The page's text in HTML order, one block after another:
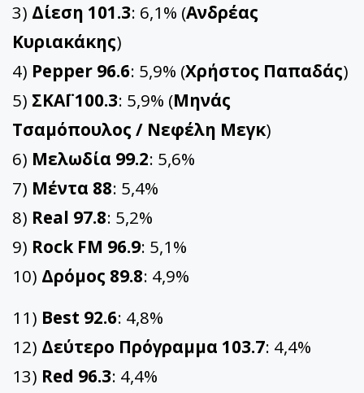
3) Δίεση 101.3: 6,1% (Ανδρέας
Κυριακάκης)
4) Pepper 96.6: 5,9% (Χρήστος Παπαδάς)
5) ΣΚΑΪ 100.3: 5,9% (Μηνάς
Τσαμόπουλος / Νεφέλη Μεγκ)
6) Μελωδία 99.2: 5,6%
7) Μέντα 88: 5,4%
8) Real 97.8: 5,2%
9) Rock FM 96.9: 5,1%
10) Δρόμος 89.8: 4,9%
11) Best 92.6: 4,8%
12) Δεύτερο Πρόγραμμα 103.7: 4,4%
13) Red 96.3: 4,4%